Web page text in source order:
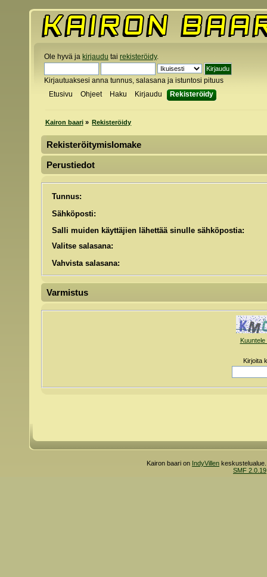
Ole hyvä ja kirjaudu tai rekisteröidy.
Kirjautuaksesi anna tunnus, salasana ja istuntosi pituus
Etusivu
Ohjeet Haku Kirjaudu Rekisteröidy
Kairon baari» Rekisteröidy
Rekisteröitymislomake
Perustiedot
Tunnus:
Sähköposti:
Salli muiden käyttäjien lähettää sinulle sähköpostia:
Valitse salasana:
Vahvista salasana:
Varmistus
Kuuntele
Kirjoita
Kairon baari on IndyVillen
SMF 2.0.19